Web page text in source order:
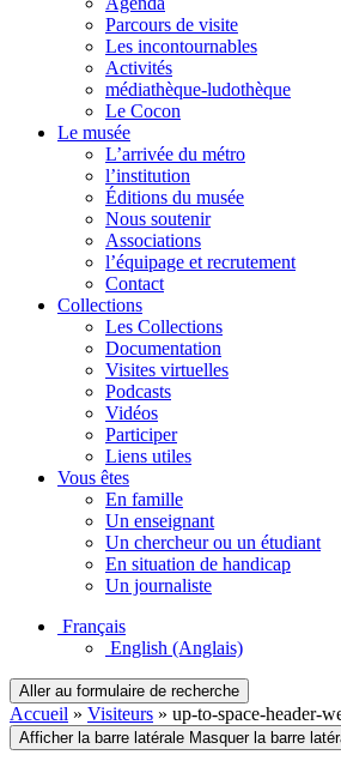
Parcours de visite
Les incontournables
Activités
médiathèque-ludothèque
Le Cocon
Le musée
L’arrivée du métro
l’institution
Éditions du musée
Nous soutenir
Associations
l’équipage et recrutement
Contact
Collections
Les Collections
Documentation
Visites virtuelles
Podcasts
Vidéos
Participer
Liens utiles
Vous êtes
En famille
Un enseignant
Un chercheur ou un étudiant
En situation de handicap
Un journaliste
Français
English (Anglais)
Aller au formulaire de recherche
Accueil » Visiteurs » up-to-space-header-
Afficher la barre latérale Masquer la barre